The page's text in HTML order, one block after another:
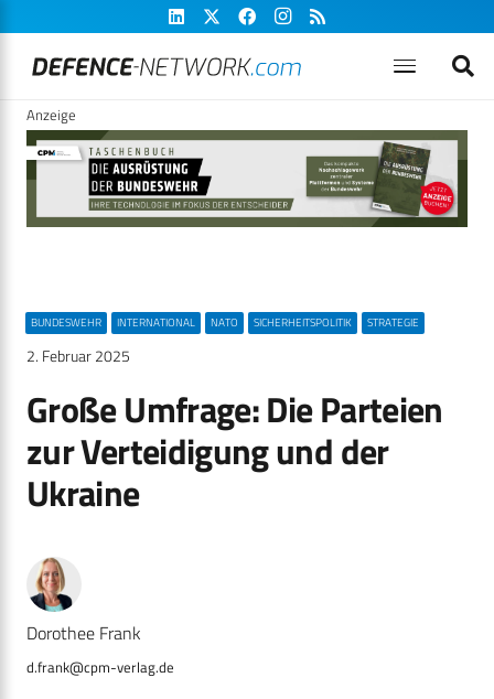
Anzeige
BUNDESWEHR INTERNATIONAL NATO SICHERHEITSPOLITIK STRATEGIE
2. Februar 2025
Große Umfrage: Die Parteien
zur Verteidigung und der
Ukraine
Dorothee Frank
d.frank@cpm-verlag.de